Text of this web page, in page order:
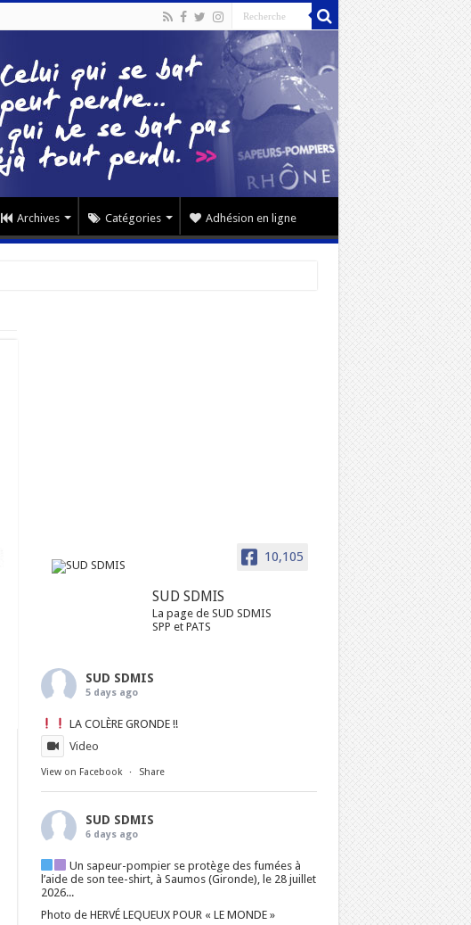
Archives Catégories Adhésion en ligne
10,105
SUD SDMIS
La page de SUD SDMIS
SPP et PATS
SUD SDMIS
5 days ago
LA COLÈRE GRONDE !!
Video
View on Facebook · Share
SUD SDMIS
6 days ago
Un sapeur-pompier se protège des fumées à
l’aide de son tee-shirt, à Saumos (Gironde), le 28 juillet
2026...
Photo de HERVÉ LEQUEUX POUR « LE MONDE »